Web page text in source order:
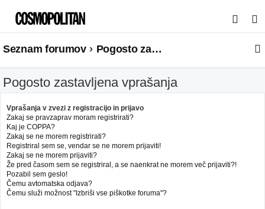
s
a
Seznam forumov Pogosto zastavljena vprašanja
Pogosto zastavljena vprašanja
Vprašanja v zvezi z registracijo in prijavo
Zakaj se pravzaprav moram registrirati?
Kaj je COPPA?
Zakaj se ne morem registrirati?
Registriral sem se, vendar se ne morem prijaviti!
Zakaj se ne morem prijaviti?
Že pred časom sem se registriral, a se naenkrat ne morem več prijaviti?!
Pozabil sem geslo!
Čemu avtomatska odjava?
Čemu služi možnost "Izbriši vse piškotke foruma"?